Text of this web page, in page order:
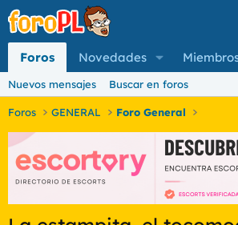
Foros Novedades
Nuevos mensajes Buscar en foros
Foros GENERAL Foro General